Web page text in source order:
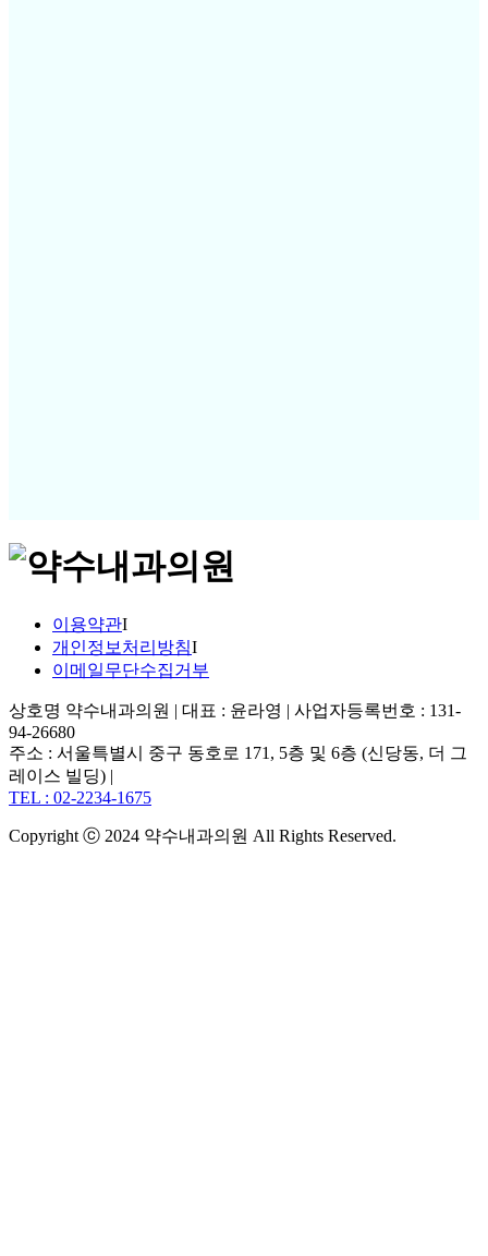
이용약관I
개인정보처리방침I
이메일무단수집거부
상호명 약수내과의원 | 대표 : 윤라영 | 사업자등록번호 : 131-
94-26680
주소 : 서울특별시 중구 동호로 171, 5층 및 6층 (신당동, 더 그
레이스 빌딩) |
TEL : 02-2234-1675
Copyright ⓒ 2024 약수내과의원 All Rights Reserved.